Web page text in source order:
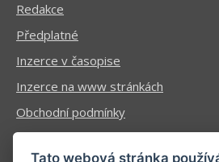
Redakce
Předplatné
Inzerce v časopise
Inzerce na www stránkách
Obchodní podmínky
Ochrana osobních údajů
Tato webová stránka